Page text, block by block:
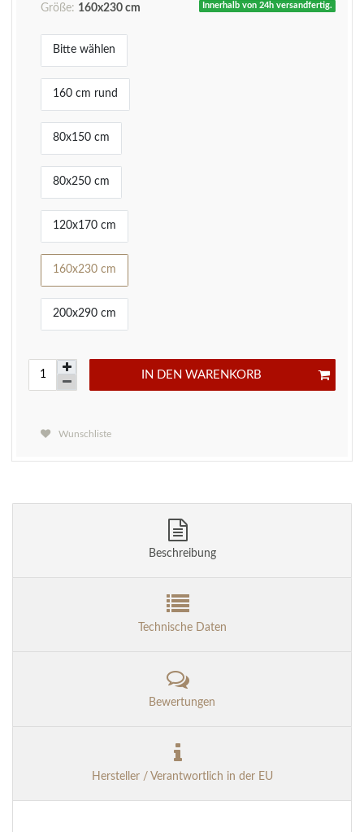
Innerhalb von 24h versandfertig.
Größe: 160x230 cm
Bitte wählen
160 cm rund
80x150 cm
80x250 cm
120x170 cm
160x230 cm
200x290 cm
IN DEN WARENKORB
Wunschliste
Beschreibung
Technische Daten
Bewertungen
Hersteller / Verantwortlich in der EU